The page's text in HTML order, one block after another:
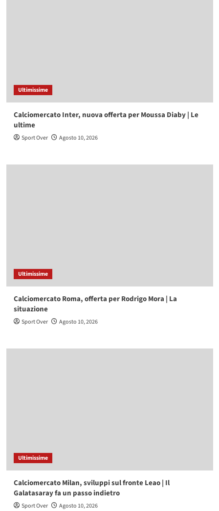
Ultimissime
Calciomercato Inter, nuova offerta per Moussa Diaby | Le
ultime
Sport Over Agosto 10, 2026
Ultimissime
Calciomercato Roma, offerta per Rodrigo Mora | La
situazione
Sport Over Agosto 10, 2026
Ultimissime
Calciomercato Milan, sviluppi sul fronte Leao | Il
Galatasaray fa un passo indietro
Sport Over Agosto 10, 2026